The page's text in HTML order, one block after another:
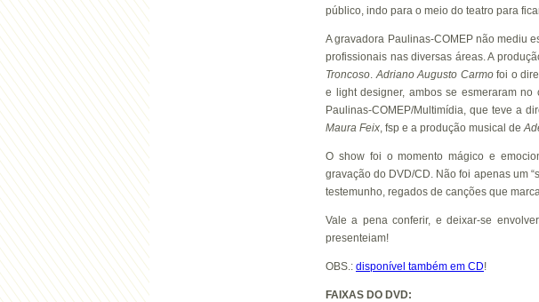
público, indo para o meio do teatro para
A gravadora Paulinas-COMEP não mediu
profissionais nas diversas áreas. A
Troncoso.Adriano Augusto Carmofoi o
e light designer, ambos se esmeraram
Paulinas-COMEP/Multimídia, que teve a
Maura Feix, fsp e a produção musical de
O show foi o momento mágico e
gravação do DVD/CD. Não foi apenas um
testemunho, regados de canções que
Vale a pena conferir, e deixar-se
presenteiam!
OBS.: disponível também em CD!
FAIXAS DO DVD: